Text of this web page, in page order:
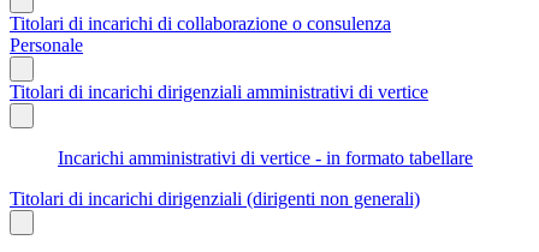
Titolari di incarichi di collaborazione o consulenza
Personale
Titolari di incarichi dirigenziali amministrativi di vertice
Incarichi amministrativi di vertice - in formato tabellare
Titolari di incarichi dirigenziali (dirigenti non generali)